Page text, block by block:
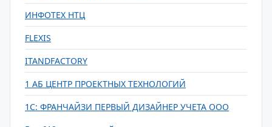
ИНФОТЕХ НТЦ
FLEXIS
ITANDFACTORY
1 АБ ЦЕНТР ПРОЕКТНЫХ ТЕХНОЛОГИЙ
1С: ФРАНЧАЙЗИ ПЕРВЫЙ ДИЗАЙНЕР УЧЕТА ООО